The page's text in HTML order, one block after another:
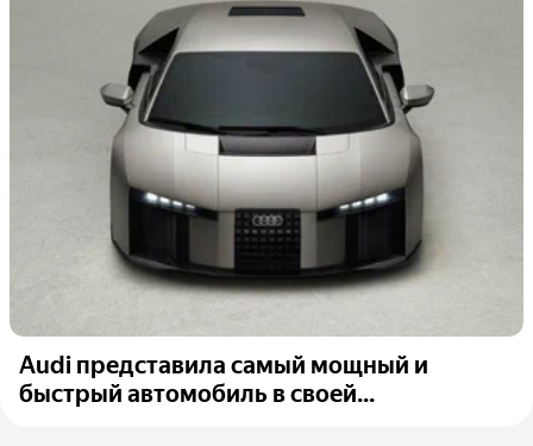
Audi представила самый мощный и
быстрый автомобиль в своей...